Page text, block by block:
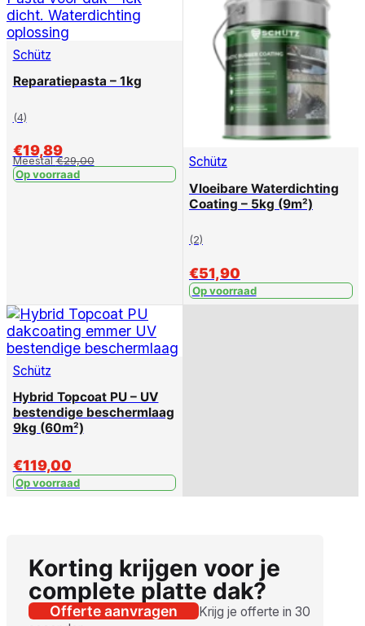
Schütz
Reparatiepasta – 1kg
(4)
€19,89
Meestal€29,00
Op voorraad
Schütz
Vloeibare Waterdichting
Coating – 5kg (9m²)
(2)
€51,90
Op voorraad
Schütz
Hybrid Topcoat PU – UV
bestendige beschermlaag
9kg (60m²)
€119,00
Op voorraad
Korting krijgen voor je
complete platte dak?
Offerte aanvragen
Krijg je offerte in 30